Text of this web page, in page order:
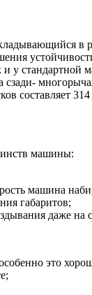
и у
составляет
машины:
машина
габаритов;
даже на
это